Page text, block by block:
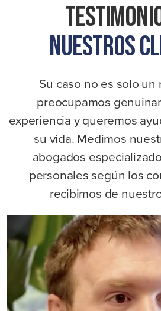
Nuestros
Su caso no es solo
preocupamos
experiencia y queremos
su vida. Medimos
abogados
personales según los
recibimos de